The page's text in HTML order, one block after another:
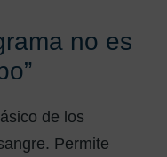
no es
de los
Permite